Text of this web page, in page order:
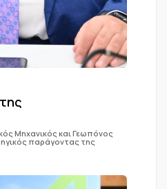
Μηχανικός και Γεωπόνος
παράγοντας της